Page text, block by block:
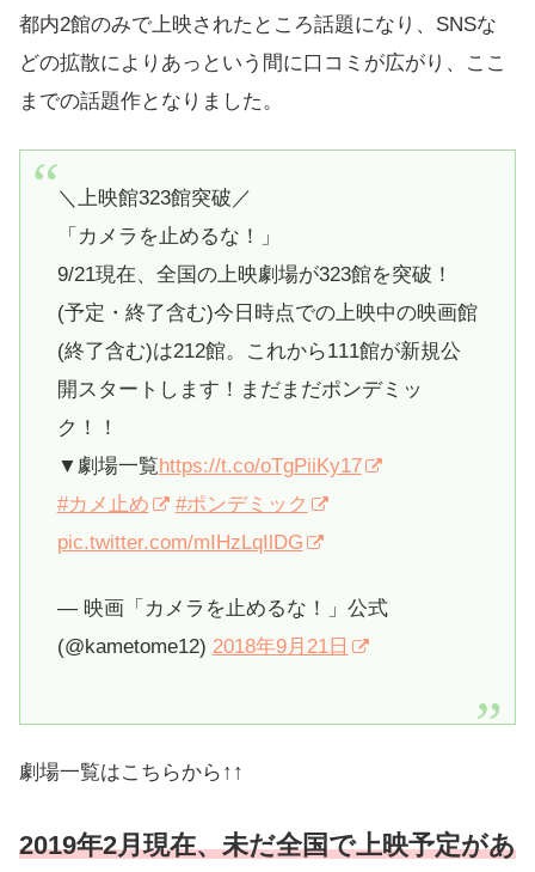
都内2館のみで上映されたところ話題になり、SNSな
どの拡散によりあっという間に口コミが広がり、ここ
までの話題作となりました。
＼上映館323館突破／
「カメラを止めるな！」
9/21現在、全国の上映劇場が323館を突破！
(予定・終了含む)今日時点での上映中の映画館
(終了含む)は212館。これから111館が新規公
開スタートします！まだまだポンデミッ
ク！！
▼劇場一覧https://t.co/oTgPiiKy17
#カメ止め
#ポンデミック
pic.twitter.com/mIHzLqIlDG
— 映画「カメラを止めるな！」公式
(@kametome12) 2018年9月21日
劇場一覧はこちらから↑↑
2019年2月現在、未だ全国で上映予定があ